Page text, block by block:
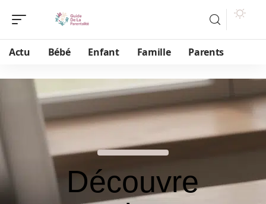
Actu Bébé Enfant Famille Parents
Découvre